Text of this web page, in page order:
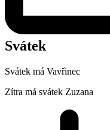
Svátek
Svátek má Vavřinec
Zítra má svátek Zuzana